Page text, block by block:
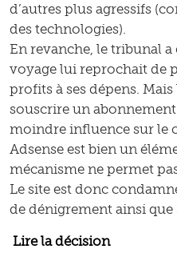
d’autres plus agressifs
des technologies).
En revanche, le tribunal a
voyage lui reprochait de
profits à ses dépens.
souscrire un abonnement
moindre influence sur le
Adsense est bien un
mécanisme ne permet
Le site est donc
de dénigrement ainsi que
Lire la décision